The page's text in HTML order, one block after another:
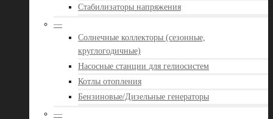
Стабилизаторы напряжения
—
Солнечные коллекторы (сезонные,
круглогодичные)
Насосные станции для гелиосистем
Котлы отопления
Бензиновые/Дизельные генераторы
—